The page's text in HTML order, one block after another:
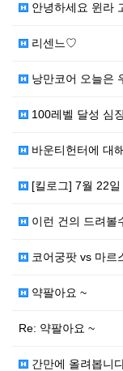
안녕하세요 윈라
리센느♡
낭만코어 오늘은
100레벨 달성 심
바운티헌터에 대
[킬로그] 7월 22
이런 건의 드려볼
코어궁팟 vs 마르
약팔아요 ~
Re: 약팔아요 ~
간만에 올려봅니